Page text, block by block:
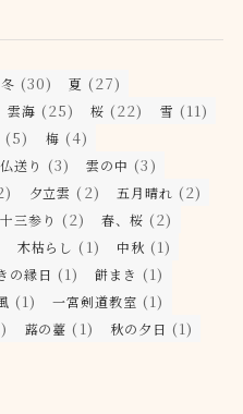
冬 (30) 夏 (27)
雲海 (25) 桜 (22) 雪 (11)
(5) 梅 (4)
仏送り (3) 雲の中 (3)
夕立雲 (2) 五月晴れ (2)
十三参り (2) 春、桜 (2)
木枯らし (1) 中秋 (1)
の縁日 (1) 餅まき (1)
(1) 一宮剣道教室 (1)
蕗の薹 (1) 秋の夕日 (1)